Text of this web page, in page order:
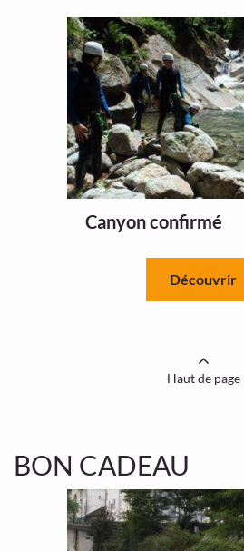
Canyon confirmé
Découvrir
Haut de page
BON CADEAU